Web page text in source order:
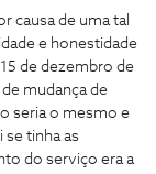
causa de uma tal
e honestidade
de dezembro de
mudança de
seria o mesmo e
tinha as
do serviço era a